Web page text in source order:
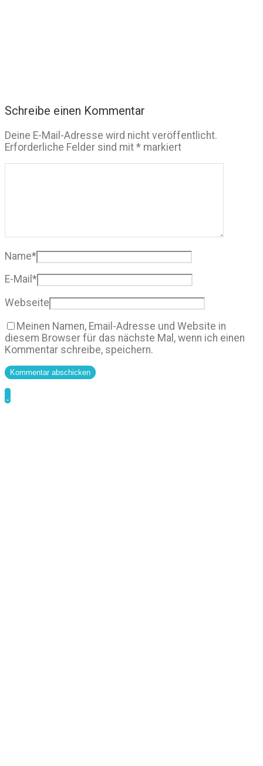
Schreibe einen Kommentar
Deine E-Mail-Adresse wird nicht veröffentlicht.
Erforderliche Felder sind mit * markiert
Name*
E-Mail *
Webseite
Meinen Namen, Email-Adresse und Website in
diesem Browser für das nächste Mal, wenn ich einen
Kommentar schreibe, speichern.